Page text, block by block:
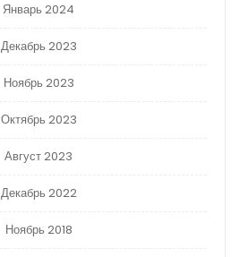
Январь 2024
Декабрь 2023
Ноябрь 2023
Октябрь 2023
Август 2023
Декабрь 2022
Ноябрь 2018